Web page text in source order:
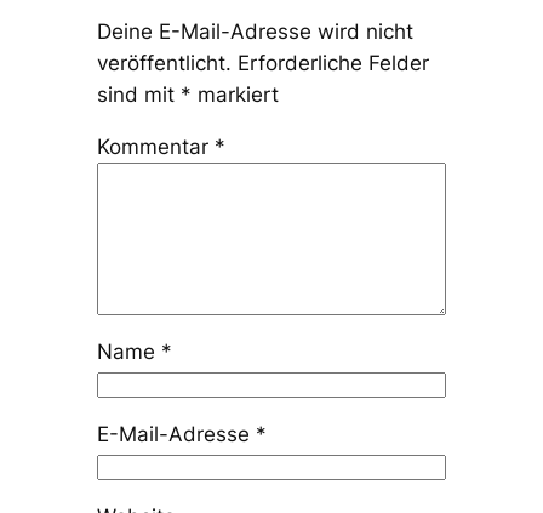
Deine E-Mail-Adresse wird nicht
veröffentlicht. Erforderliche Felder
sind mit * markiert
Kommentar *
Name *
E-Mail-Adresse *